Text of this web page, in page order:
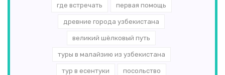
где встречать первая помощь
древние города узбекистана
великий шёлковый путь
туры в малайзию из узбекистана
тур в есентуки посольство